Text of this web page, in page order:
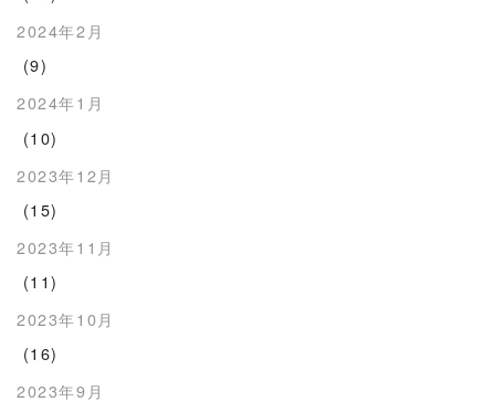
2024年2月
(9)
2024年1月
(10)
2023年12月
(15)
2023年11月
(11)
2023年10月
(16)
2023年9月